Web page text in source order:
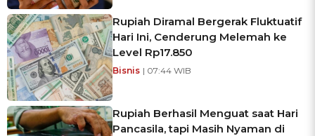
Rupiah Diramal Bergerak Fluktuatif
Hari Ini, Cenderung Melemah ke
Level Rp17.850
Bisnis | 07:44 WIB
Rupiah Berhasil Menguat saat Hari
Pancasila, tapi Masih Nyaman di